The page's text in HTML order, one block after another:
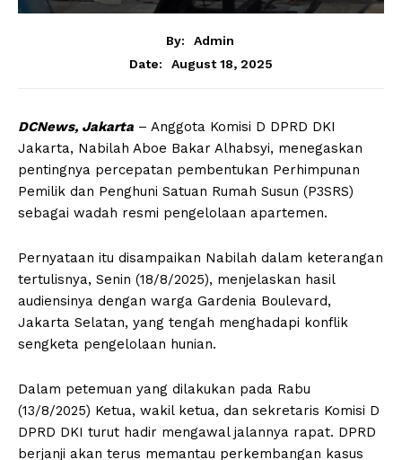
By:
Admin
Date:
August 18, 2025
DCNews, Jakarta – Anggota Komisi D DPRD DKI
Jakarta, Nabilah Aboe Bakar Alhabsyi, menegaskan
pentingnya percepatan pembentukan Perhimpunan
Pemilik dan Penghuni Satuan Rumah Susun (P3SRS)
sebagai wadah resmi pengelolaan apartemen.
Pernyataan itu disampaikan Nabilah dalam keterangan
tertulisnya, Senin (18/8/2025), menjelaskan hasil
audiensinya dengan warga Gardenia Boulevard,
Jakarta Selatan, yang tengah menghadapi konflik
sengketa pengelolaan hunian.
Dalam petemuan yang dilakukan pada Rabu
(13/8/2025) Ketua, wakil ketua, dan sekretaris Komisi D
DPRD DKI turut hadir mengawal jalannya rapat. DPRD
berjanji akan terus memantau perkembangan kasus